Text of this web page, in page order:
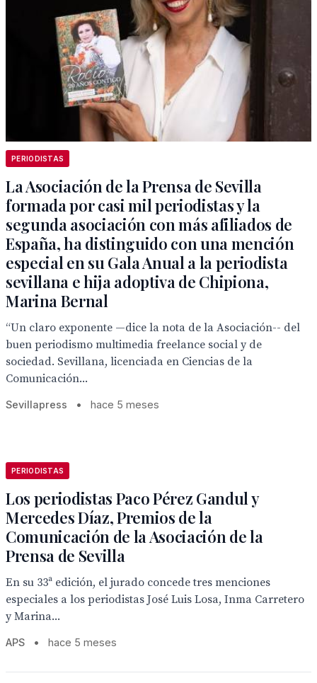
PERIODISTAS
La Asociación de la Prensa de Sevilla
formada por casi mil periodistas y la
segunda asociación con más afiliados de
España, ha distinguido con una mención
especial en su Gala Anual a la periodista
sevillana e hija adoptiva de Chipiona,
Marina Bernal
“Un claro exponente —dice la nota de la Asociación-- del
buen periodismo multimedia freelance social y de
sociedad. Sevillana, licenciada en Ciencias de la
Comunicación...
Sevillapress • hace 5 meses
PERIODISTAS
Los periodistas Paco Pérez Gandul y
Mercedes Díaz, Premios de la
Comunicación de la Asociación de la
Prensa de Sevilla
En su 33ª edición, el jurado concede tres menciones
especiales a los periodistas José Luis Losa, Inma Carretero
y Marina...
APS • hace 5 meses